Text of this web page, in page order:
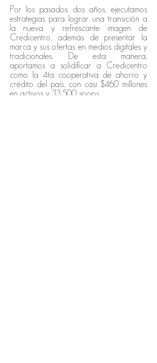
Por los pasados dos años, ejecutamos
estrategias para lograr una transición a
la nueva y refrescante imagen de
Credicentro, además de presentar la
marca y sus ofertas en medios digitales y
tradicionales. De esta manera,
aportamos a solidificar a Credicentro
como la 4ta cooperativa de ahorro y
crédito del país, con casi $460 millones
en activos y 33,500 socios.